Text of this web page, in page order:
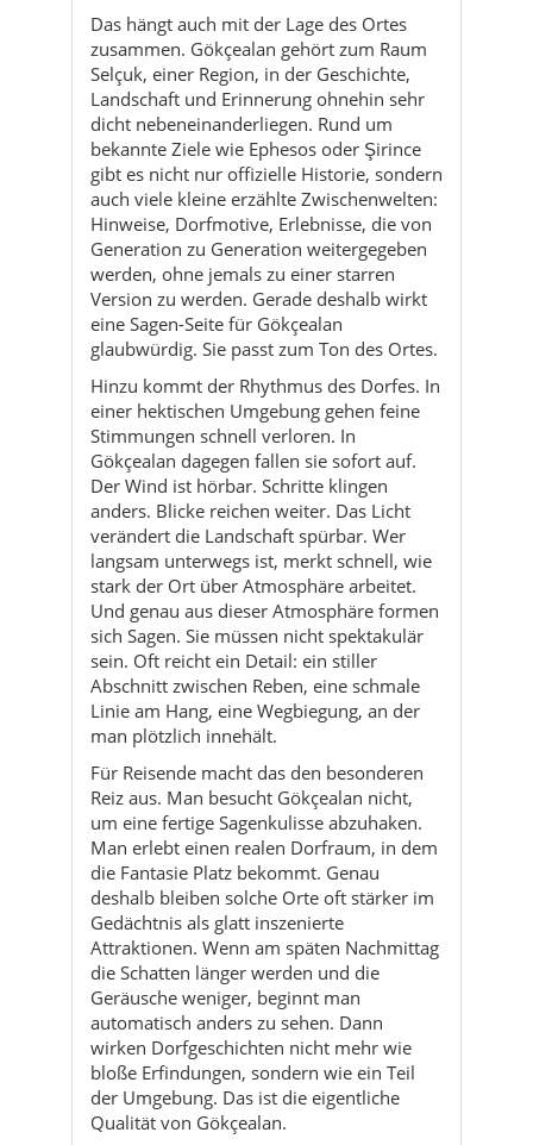
Das hängt auch mit der Lage des Ortes
zusammen. Gökçealan gehört zum Raum
Selçuk, einer Region, in der Geschichte,
Landschaft und Erinnerung ohnehin sehr
dicht nebeneinanderliegen. Rund um
bekannte Ziele wie Ephesos oder Şirince
gibt es nicht nur offizielle Historie, sondern
auch viele kleine erzählte Zwischenwelten:
Hinweise, Dorfmotive, Erlebnisse, die von
Generation zu Generation weitergegeben
werden, ohne jemals zu einer starren
Version zu werden. Gerade deshalb wirkt
eine Sagen-Seite für Gökçealan
glaubwürdig. Sie passt zum Ton des Ortes.
Hinzu kommt der Rhythmus des Dorfes. In
einer hektischen Umgebung gehen feine
Stimmungen schnell verloren. In
Gökçealan dagegen fallen sie sofort auf.
Der Wind ist hörbar. Schritte klingen
anders. Blicke reichen weiter. Das Licht
verändert die Landschaft spürbar. Wer
langsam unterwegs ist, merkt schnell, wie
stark der Ort über Atmosphäre arbeitet.
Und genau aus dieser Atmosphäre formen
sich Sagen. Sie müssen nicht spektakulär
sein. Oft reicht ein Detail: ein stiller
Abschnitt zwischen Reben, eine schmale
Linie am Hang, eine Wegbiegung, an der
man plötzlich innehält.
Für Reisende macht das den besonderen
Reiz aus. Man besucht Gökçealan nicht,
um eine fertige Sagenkulisse abzuhaken.
Man erlebt einen realen Dorfraum, in dem
die Fantasie Platz bekommt. Genau
deshalb bleiben solche Orte oft stärker im
Gedächtnis als glatt inszenierte
Attraktionen. Wenn am späten Nachmittag
die Schatten länger werden und die
Geräusche weniger, beginnt man
automatisch anders zu sehen. Dann
wirken Dorfgeschichten nicht mehr wie
bloße Erfindungen, sondern wie ein Teil
der Umgebung. Das ist die eigentliche
Qualität von Gökçealan.